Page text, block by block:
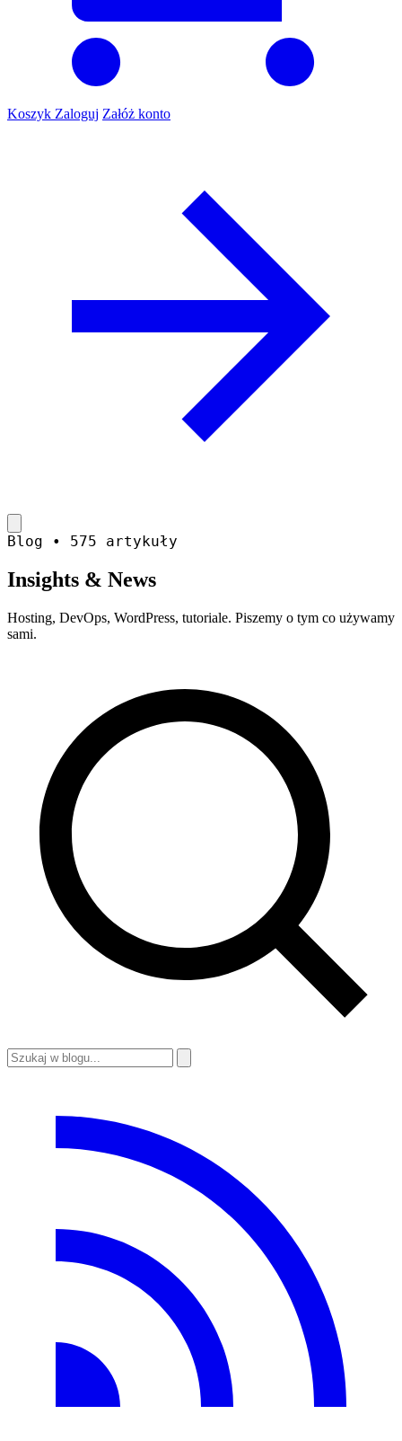
Koszyk Zaloguj Załóż konto
Blog • 575 artykuły
Insights & News
Hosting, DevOps, WordPress, tutoriale. Piszemy o tym co używamy
sami.